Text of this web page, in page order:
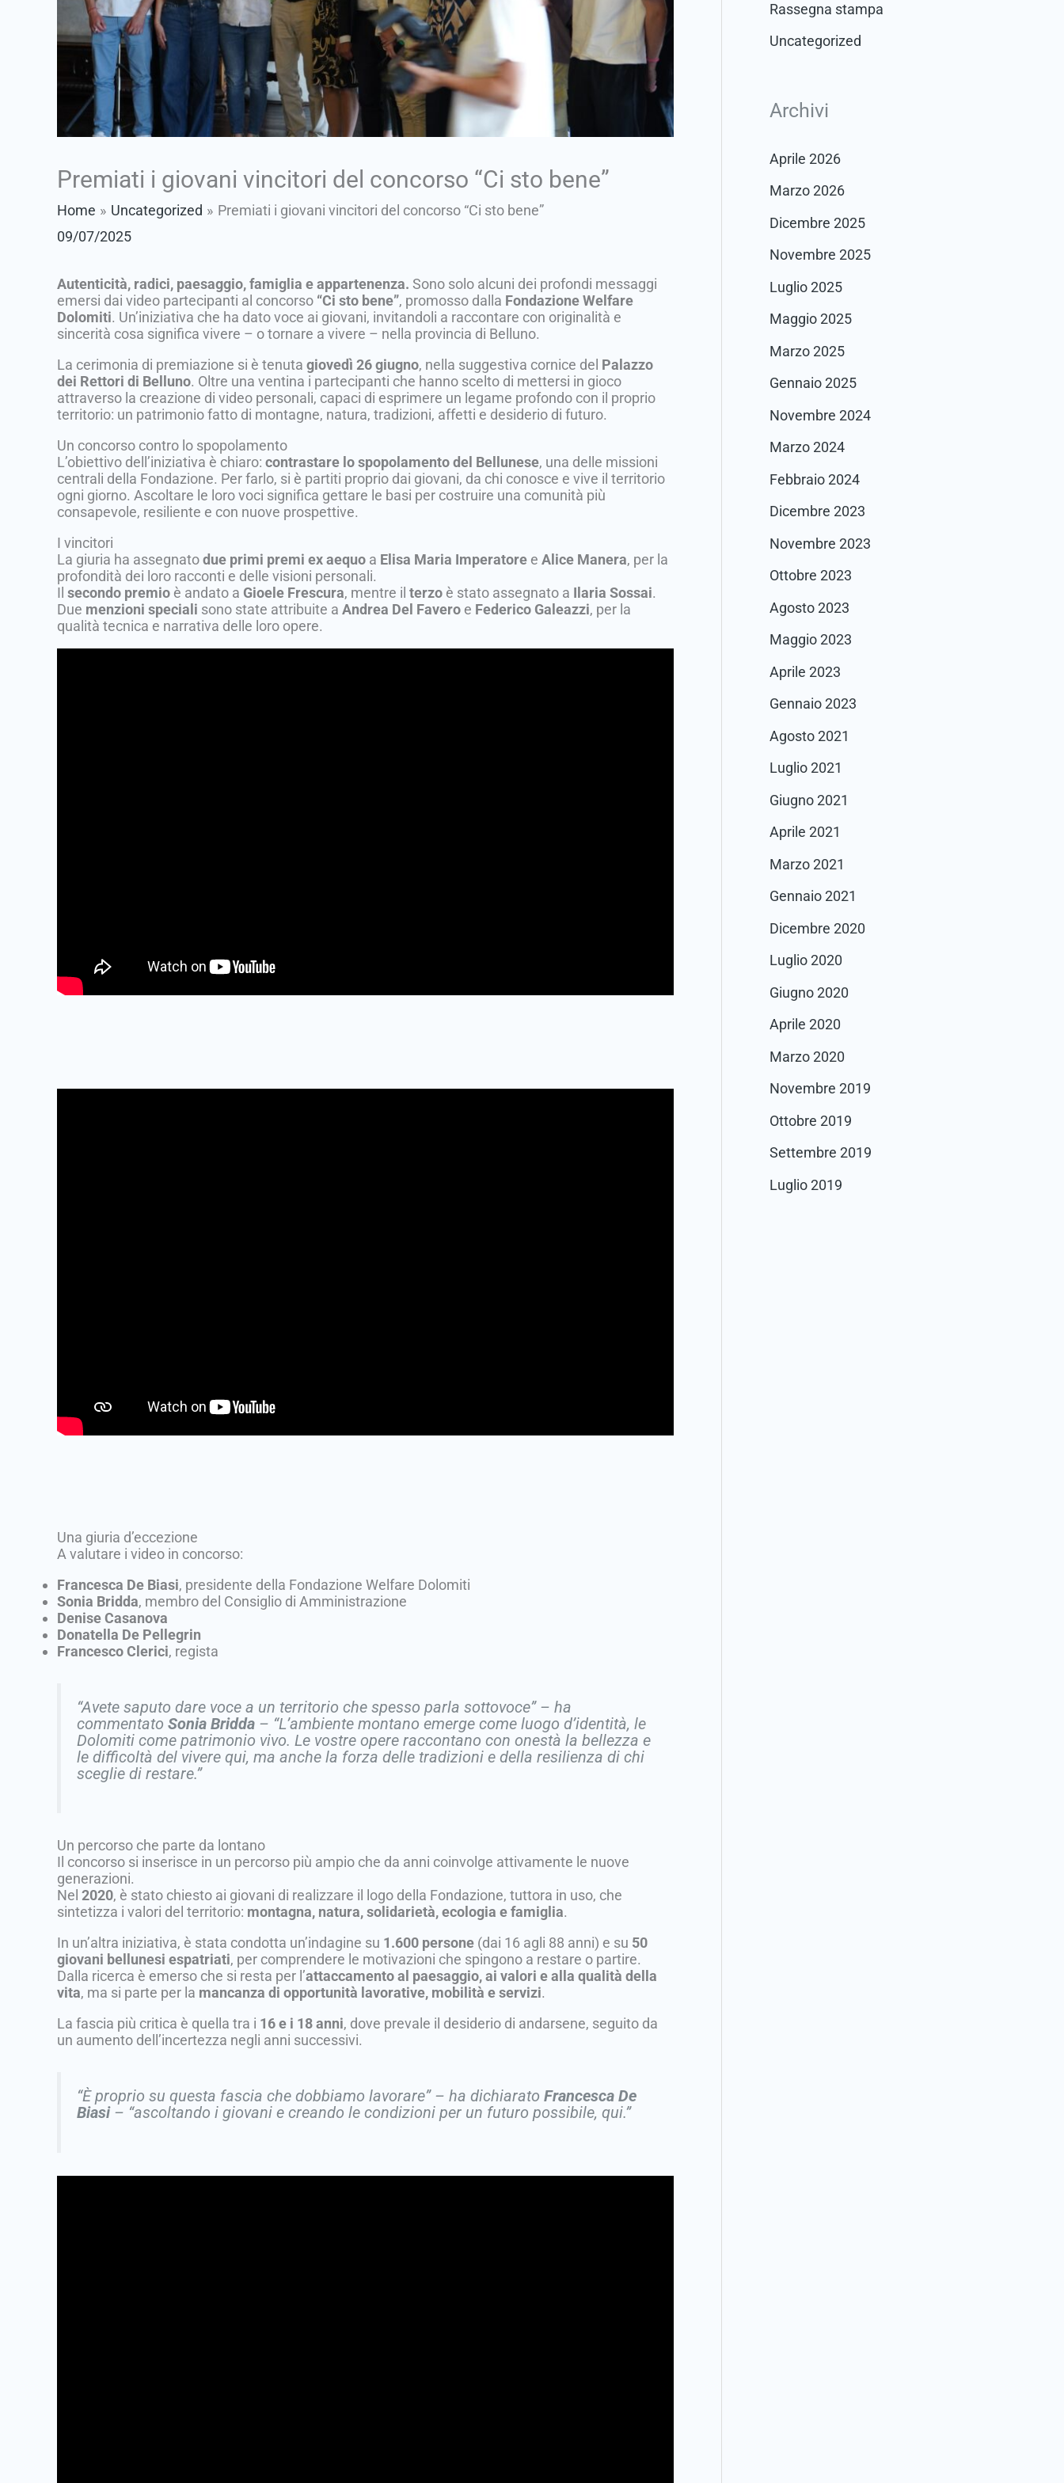
Premiati i giovani vincitori del concorso “Ci sto bene”
Home Uncategorized
Premiati i giovani vincitori del concorso “Ci sto bene”
09/07/2025
Autenticità, radici, paesaggio, famiglia e appartenenza. Sono solo alcuni dei profondi messaggi
emersi dai video partecipanti al concorso “Ci sto bene”, promosso dalla Fondazione Welfare
Dolomiti. Un’iniziativa che ha dato voce ai giovani, invitandoli a raccontare con originalità e
sincerità cosa significa vivere – o tornare a vivere – nella provincia di Belluno.
La cerimonia di premiazione si è tenuta giovedì 26 giugno, nella suggestiva cornice del Palazzo
dei Rettori di Belluno. Oltre una ventina i partecipanti che hanno scelto di mettersi in gioco
attraverso la creazione di video personali, capaci di esprimere un legame profondo con il proprio
territorio: un patrimonio fatto di montagne, natura, tradizioni, affetti e desiderio di futuro.
Un concorso contro lo spopolamento
L’obiettivo dell’iniziativa è chiaro: contrastare lo spopolamento del Bellunese, una delle missioni
centrali della Fondazione. Per farlo, si è partiti proprio dai giovani, da chi conosce e vive il territorio
ogni giorno. Ascoltare le loro voci significa gettare le basi per costruire una comunità più
consapevole, resiliente e con nuove prospettive.
I vincitori
La giuria ha assegnatodue primi premi ex aequo a Elisa Maria Imperatore e Alice Manera, per la
profondità dei loro racconti e delle visioni personali.
Il secondo premio è andato a Gioele Frescura, mentre il terzo è stato assegnato a Ilaria Sossai.
Due menzioni speciali sono state attribuite a Andrea Del Favero e Federico Galeazzi, per la
qualità tecnica e narrativa delle loro opere.
Una giuria d’eccezione
A valutare i video in concorso:
Francesca De Biasi, presidente della Fondazione Welfare Dolomiti
Sonia Bridda, membro del Consiglio di Amministrazione
Denise Casanova
Donatella De Pellegrin
Francesco Clerici, regista
“Avete saputo dare voce a un territorio che spesso parla sottovoce”– ha
commentato Sonia Bridda – “L’ambiente montano emerge come luogo d’identità, le
Dolomiti come patrimonio vivo. Le vostre opere raccontano con onestà la bellezza e
le difficoltà del vivere qui, ma anche la forza delle tradizioni e della resilienza di chi
sceglie di restare.”
Un percorso che parte da lontano
Il concorso si inserisce in un percorso più ampio che da anni coinvolge attivamente le nuove
generazioni.
Nel 2020, è stato chiesto ai giovani di realizzare il logo della Fondazione, tuttora in uso, che
sintetizza i valori del territorio: montagna, natura, solidarietà, ecologia e famiglia.
In un’altra iniziativa, è stata condotta un’indagine su 1.600 persone (dai 16 agli 88 anni) e su 50
giovani bellunesi espatriati, per comprendere le motivazioni che spingono a restare o partire.
Dalla ricerca è emerso che si resta per l’attaccamento al paesaggio, ai valori e alla qualità della
vita, ma si parte per la mancanza di opportunità lavorative, mobilità e servizi.
La fascia più critica è quella tra i 16 e i 18 anni, dove prevale il desiderio di andarsene, seguito da
un aumento dell’incertezza negli anni successivi.
“È proprio su questa fascia che dobbiamo lavorare”– ha dichiarato Francesca De
Biasi– “ascoltando i giovani e creando le condizioni per un futuro possibile, qui.”
Rassegna stampa
Uncategorized
Archivi
Aprile 2026
Marzo 2026
Dicembre 2025
Novembre 2025
Luglio 2025
Maggio 2025
Marzo 2025
Gennaio 2025
Novembre 2024
Marzo 2024
Febbraio 2024
Dicembre 2023
Novembre 2023
Ottobre 2023
Agosto 2023
Maggio 2023
Aprile 2023
Gennaio 2023
Agosto 2021
Luglio 2021
Giugno 2021
Aprile 2021
Marzo 2021
Gennaio 2021
Dicembre 2020
Luglio 2020
Giugno 2020
Aprile 2020
Marzo 2020
Novembre 2019
Ottobre 2019
Settembre 2019
Luglio 2019